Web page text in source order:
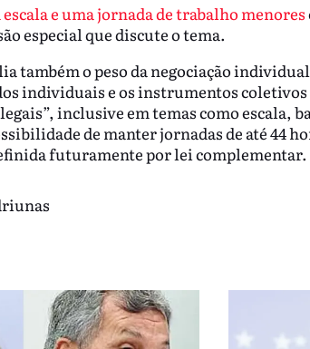
e uma jornada de trabalho menores
especial que discute o tema.
também o peso da negociação
individuais e os instrumentos
inclusive em temas como escala,
de manter jornadas de até 44
futuramente por lei complementar.